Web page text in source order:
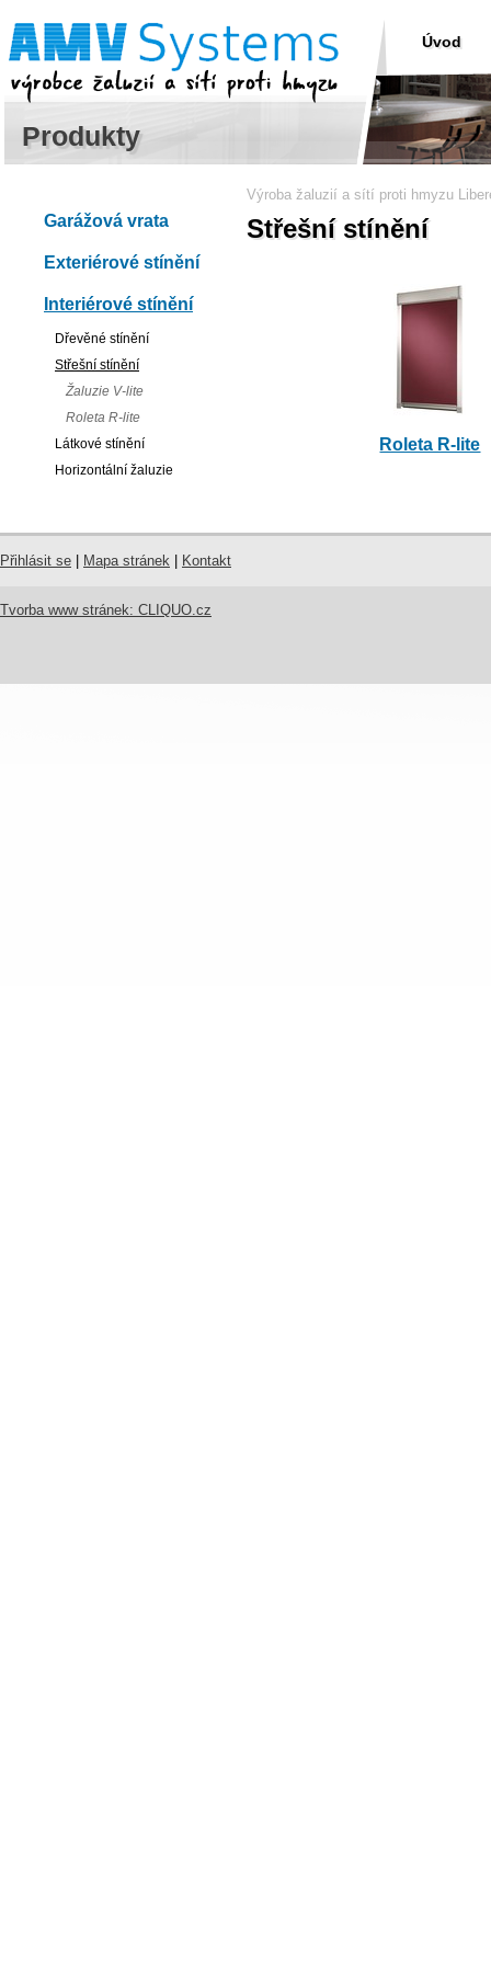
Úvod
Produkty
Garážová vrata
Exteriérové stínění
Interiérové stínění
Dřevěné stínění
Střešní stínění
Žaluzie V-lite
Roleta R-lite
Látkové stínění
Horizontální žaluzie
Výroba žaluzií a sítí proti hmyzu
Střešní stínění
Roleta R-lite
Přihlásit se | Mapa stránek | Kontakt
Tvorba www stránek: CLIQUO.cz